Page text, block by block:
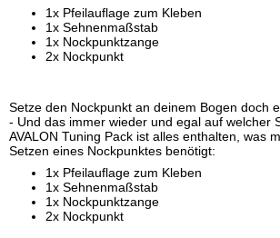
1x Pfeilauflage zum Kleben
1x Sehnenmaßstab
1x Nockpunktzange
2x Nockpunkt
Setze den Nockpunkt an deinem Bogen doch
- Und das immer wieder und egal auf welcher
AVALON Tuning Pack ist alles enthalten, was
Setzen eines Nockpunktes benötigt:
1x Pfeilauflage zum Kleben
1x Sehnenmaßstab
1x Nockpunktzange
2x Nockpunkt